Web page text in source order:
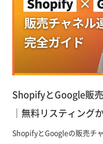
ShopifyとGoogle販
｜無料リスティング
ShopifyとGoogleの販売チ